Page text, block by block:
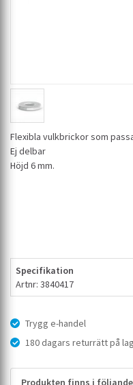
Flexibla vulkbrickor som
Ej delbar
Höjd 6 mm.
Specifikation
Artnr: 3840417
Trygg e-handel
180 dagars returrätt på
Produkten finns i